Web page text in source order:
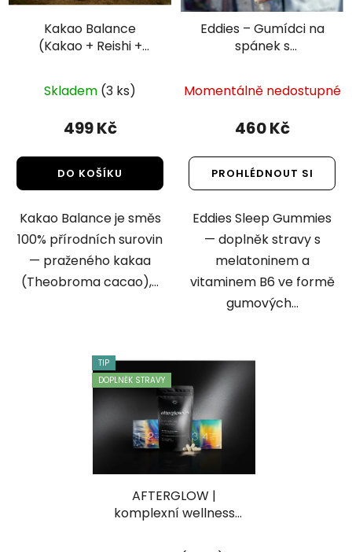
Kakao Balance
(Kakao + Reishi +
Zajkové huby 150g
Skladem (3 ks)
499 Kč
DO KOŠÍKU
Kakao Balance je směs
100% přírodních surovin
— praženého kakaa
(Theobroma cacao),...
Eddies – Gumídci na
spánek s
gumídků)
Momentálně nedostupné
460 Kč
PROHLÉDNOUT SI
Eddies Sleep Gummies
— doplněk stravy s
melatoninem a
vitaminem B6 ve formě
gumových...
TIP
DOPLNĚK STRAVY
AFTERGLOW |
komplexní wellness
stravy) pro ravery i